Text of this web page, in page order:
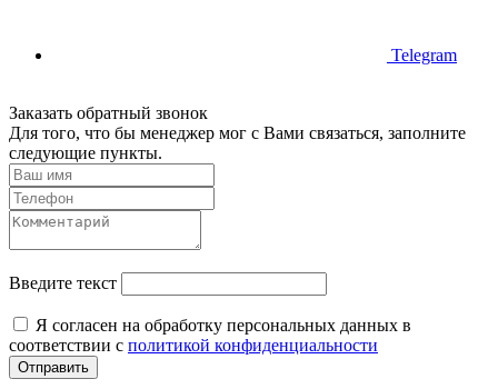
Telegram
Заказать обратный звонок
Для того, что бы менеджер мог с Вами связаться, заполните
следующие пункты.
Введите текст
Я согласен на обработку персональных данных в
соответствии с политикой конфиденциальности
Отправить